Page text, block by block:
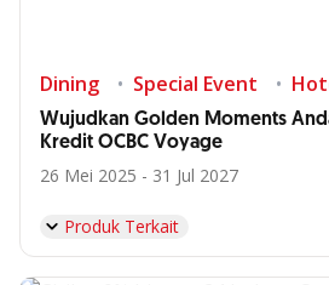
Dining Special Event
Wujudkan Golden Moments
Kredit OCBC Voyage
26 Mei 2025 - 31 Jul 2027
Produk Terkait